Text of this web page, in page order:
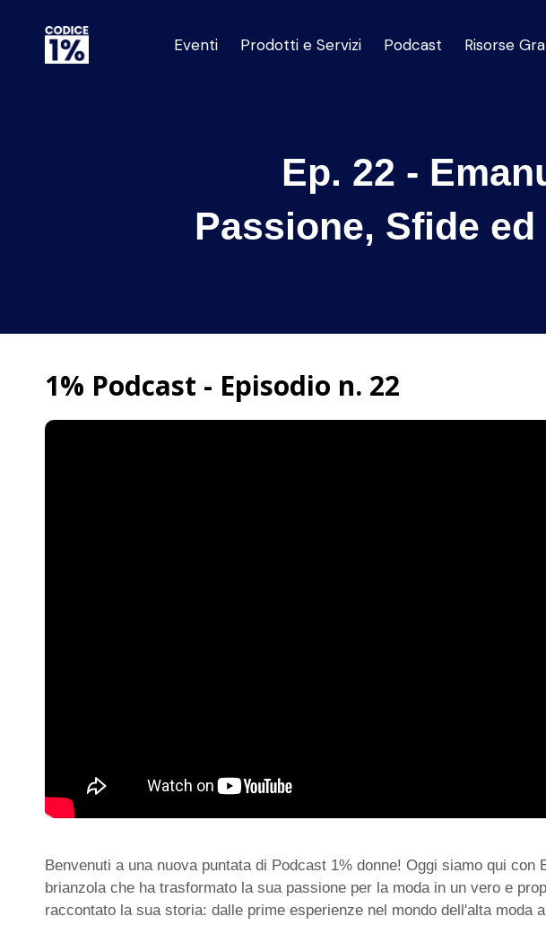
Eventi Prodotti e Servizi Podcast Risorse
Ep. 22 -
Passione, Sfide
1% Podcast - Episodio n. 22
Benvenuti a una nuova puntata di Podcast 1% donne! Oggi siamo qui con
brianzola che ha trasformato la sua passione per la moda in un vero e
raccontato la sua storia: dalle prime esperienze nel mondo dell'alta moda